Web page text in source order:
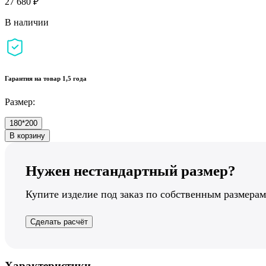
В наличии
Гарантия на товар 1,5 года
Размер:
180*200
В корзину
Нужен нестандартный размер?
Купите изделие под заказ по собственным
Сделать расчёт